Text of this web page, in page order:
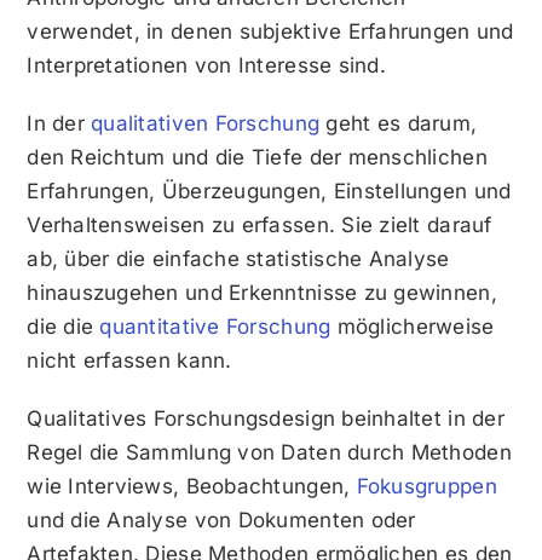
verwendet, in denen subjektive Erfahrungen und
Interpretationen von Interesse sind.
In der qualitativen Forschung geht es darum,
den Reichtum und die Tiefe der menschlichen
Erfahrungen, Überzeugungen, Einstellungen und
Verhaltensweisen zu erfassen. Sie zielt darauf
ab, über die einfache statistische Analyse
hinauszugehen und Erkenntnisse zu gewinnen,
die die quantitative Forschung möglicherweise
nicht erfassen kann.
Qualitatives Forschungsdesign beinhaltet in der
Regel die Sammlung von Daten durch Methoden
wie Interviews, Beobachtungen, Fokusgruppen
und die Analyse von Dokumenten oder
Artefakten. Diese Methoden ermöglichen es den